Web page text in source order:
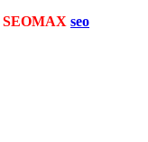
SEOMAX seo